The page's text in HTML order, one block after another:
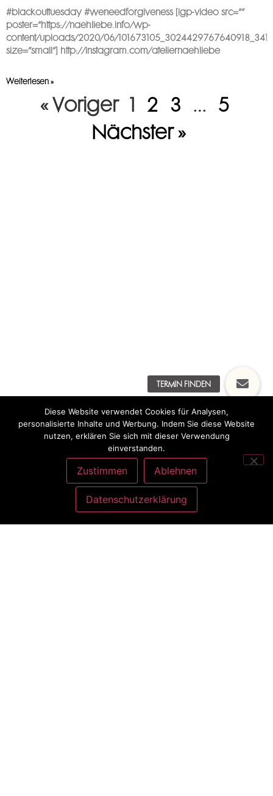
#blackouttuesday #weneedforgiveness [igp-video src=““
poster=“https://naehliebe.info/wp-
content/uploads/2020/06/
size=“small“] http://instagram.com/ateliernaehliebe
Weiterlesen »
« Voriger 1 2 3 … 5
Nächster »
Diese Website verwendet Cookies für Analysen,
personalisierte Inhalte und Werbung. Indem Sie diese Website
nutzen, erklären Sie sich mit dieser Verwendung
einverstanden.
Zustimmen Ablehnen
Datenschutzerklärung